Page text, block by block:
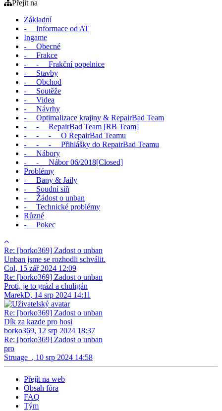
Přejít na
Základní
- Informace od AT
Ingame
- Obecné
- Frakce
- - Frakční popelnice
- Stavby
- Obchod
- Soutěže
- Videa
- Návrhy
- Optimalizace krajiny & RepairBad Team
- - RepairBad Team [RB Team]
- - - O RepairBad Teamu
- - - Přihlášky do RepairBad Teamu
- Nábory
- - Nábor 06/2018[Closed]
Problémy
- Bany & Jaily
- Soudní síň
- Žádost o unban
- Technické problémy
Různé
- Pokec
Re: [borko369] Zadost o unban
Unban jsme se rozhodli schválit.
Col, 15 zář 2024 12:09
Re: [borko369] Zadost o unban
Proti, je to grázl a chuligán
MarekD, 14 srp 2024 14:11
Re: [borko369] Zadost o unban
Dík za kazde pro hosi
borko369, 12 srp 2024 18:37
Re: [borko369] Zadost o unban
pro
Struage_ , 10 srp 2024 14:58
Přejít na web
Obsah fóra
FAQ
Tým